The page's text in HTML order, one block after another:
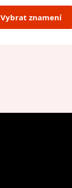
Vybrat znamení